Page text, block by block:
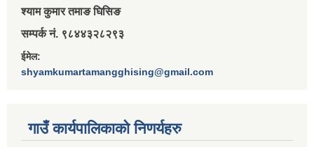
श्‍याम कुमार तमाङ घिसिङ
सम्पर्क नं. ९८४४३२८२९३
ईमेल:
shyamkumartamangghising@gmail.com
गाउँ कार्यपालिकाकाे निणर्यहरु